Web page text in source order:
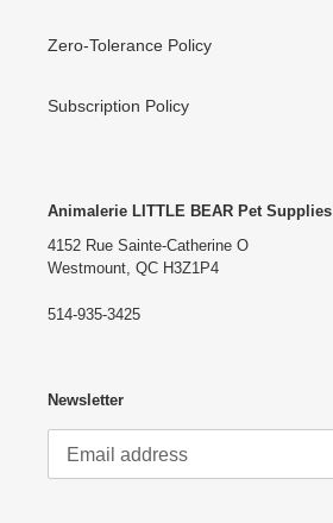
Zero-Tolerance Policy
Subscription Policy
Animalerie LITTLE BEAR Pet Supplies
4152 Rue Sainte-Catherine O
Westmount, QC H3Z1P4
514-935-3425
Newsletter